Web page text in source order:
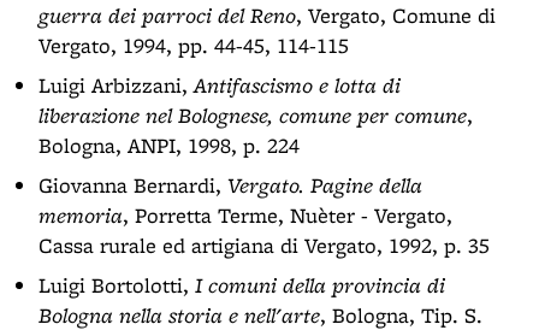
guerra dei parroci del Reno, Vergato, Comune di
Vergato, 1994, pp. 44-45, 114-115
Luigi Arbizzani,Antifascismo e lotta di
liberazione nel Bolognese, comune per comune,
Bologna, ANPI, 1998, p. 224
Giovanna Bernardi, Vergato. Pagine della
memoria, Porretta Terme, Nuèter - Vergato,
Cassa rurale ed artigiana di Vergato, 1992, p. 35
Luigi Bortolotti, I comuni della provincia di
Bologna nella storia e nell'arte, Bologna, Tip. S.